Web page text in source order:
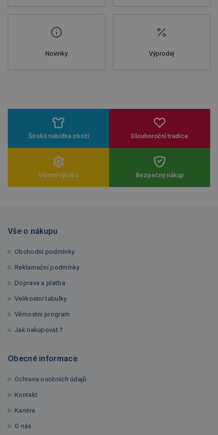
Novinky Výprodej
Široká nabídka zboží Dlouhoroční tradice
Vlastní výroba Bezpečný nákup
Vše o nákupu
Obchodní podmínky
Reklamační podmínky
Doprava a platba
Velikostní tabulky
Věrnostní program
Jak nakupovat ?
Obecné informace
Ochrana osobních údajů
Kontakt
Kariéra
O nás